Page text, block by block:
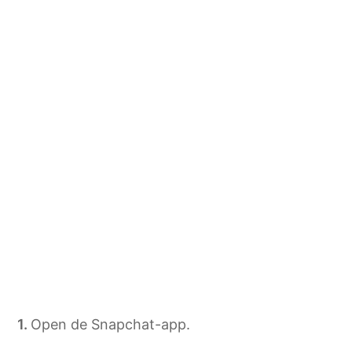
Open de Snapchat-app.